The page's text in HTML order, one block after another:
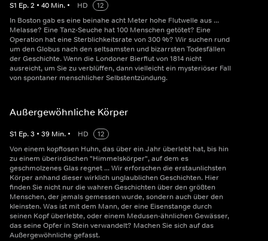
S1 Ep.2 • 40 Min. • HD
12
In Boston gab es eine beinahe acht Meter hohe Flutwelle aus ...
Melasse? Eine Tanz-Seuche hat 100 Menschen getötet? Eine
Operation hat eine Sterblichkeitsrate von 300 %? Wir suchen rund
um den Globus nach den seltsamsten und bizarrsten Todesfällen
der Geschichte. Wenn die Londoner Bierflut von 1814 nicht
ausreicht, um Sie zu verblüffen, dann vielleicht ein mysteriöser Fall
von spontaner menschlicher Selbstentzündung.
Außergewöhnliche Körper
S1 Ep.3 • 39 Min. • HD
12
Von einem kopflosen Huhn, das über ein Jahr überlebt hat, bis hin
zu einem überirdischen "Himmelskörper", auf dem es
geschmolzenes Glas regnet ... Wir erforschen die erstaunlichsten
Körper anhand dieser wirklich unglaublichen Geschichten. Hier
finden Sie nicht nur die wahren Geschichten über den größten
Menschen, der jemals gemessen wurde, sondern auch über den
kleinsten. Was ist mit dem Mann, der eine Eisenstange durch
seinen Kopf überlebte, oder einem Medusen-ähnlichen Gewässer,
das seine Opfer in Stein verwandelt? Machen Sie sich auf das
Außergewöhnliche gefasst.